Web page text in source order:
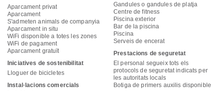
Aparcament privat
Aparcament
S'admeten animals de companyia
Aparcament in situ
WiFi disponible a totes les zones
WiFi de pagament
Aparcament gratuït
Iniciatives de sostenibilitat
Lloguer de bicicletes
Instal·lacions comercials
Gandules o gandules de platja
Centre de fitness
Piscina exterior
Bar de la piscina
Piscina
Serveis de encerat
Prestacions de seguretat
El personal segueix tots els
protocols de seguretat indicats per
les autoritats locals
Botiga de primers auxilis disponible